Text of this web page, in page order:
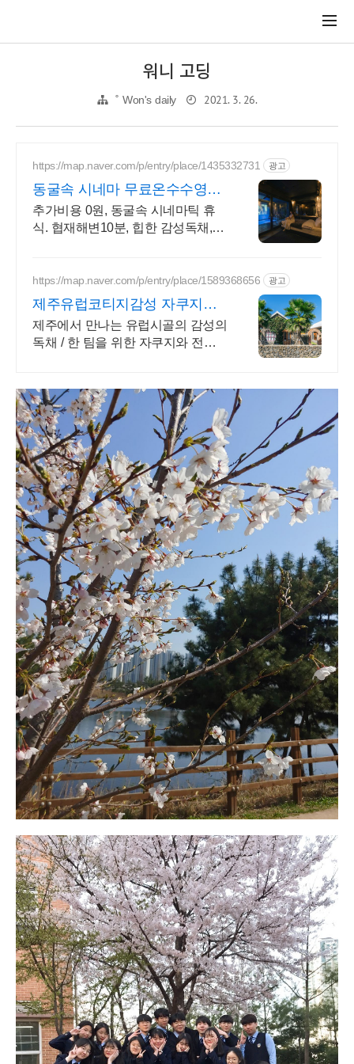
워니 고딩
˚ Won's daily 2021. 3. 26.
https://map.naver.com/p/entry/place/1435332731 광고
동굴속 시네마 무료온수수영장
독특하고 아늑한 제주 아지트
추가비용 0원, 동굴속 시네마틱 휴
식. 협재해변10분, 힙한 감성독채, 무
태교여행&커플여행의 완성
https://map.naver.com/p/entry/place/1589368656 광고
제주유럽코티지감성 자쿠지독
채 프라이빗 제주여행, 유럽감
성
제주에서 만나는 유럽시골의 감성의
독채 / 한 팀을 위한 자쿠지와 전용
빗 자쿠지와 전용온실바베큐